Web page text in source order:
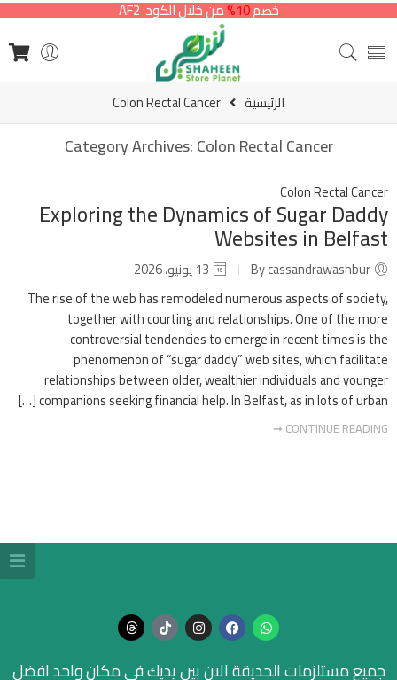
خصم10% من خلال الكود AF2
الرئيسية Colon Rectal Cancer
Category Archives:Colon Rectal Cancer
Colon Rectal Cancer
Exploring the Dynamics of Sugar Daddy
Websites in Belfast
The rise of the web has remodeled numerous aspects of society,
together with courting and relationships. One of the more
controversial tendencies to emerge in recent times is the
phenomenon of “sugar daddy” web sites, which facilitate
relationships between older, wealthier individuals and younger
companions seeking financial help. In Belfast, as in lots of urban […]
CONTINUE READING ➞
جميع مستلزمات الحديقة الان بين يديك في مكان واحد افضل